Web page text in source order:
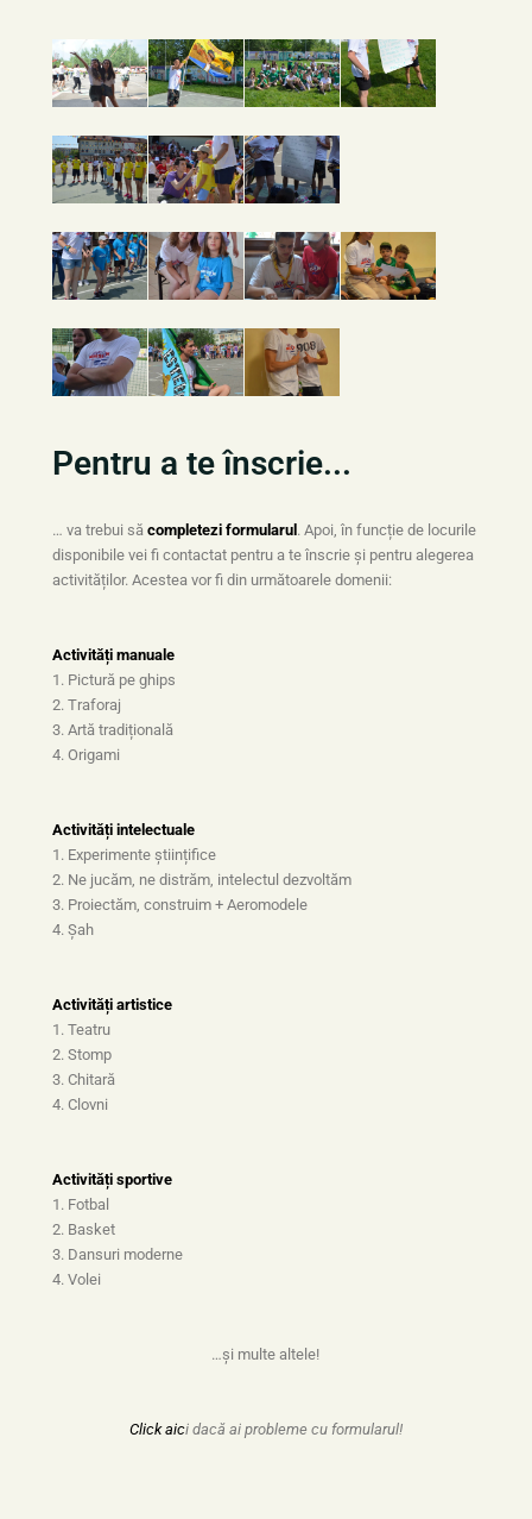
Pentru a te înscrie...
… va trebui să completezi formularul. Apoi, în funcție de locurile
disponibile vei fi contactat pentru a te înscrie și pentru alegerea
activităților. Acestea vor fi din următoarele domenii:
Activități manuale
1. Pictură pe ghips
2. Traforaj
3. Artă tradițională
4. Origami
Activități intelectuale
1. Experimente științifice
2. Ne jucăm, ne distrăm, intelectul dezvoltăm
3. Proiectăm, construim + Aeromodele
4. Șah
Activități artistice
1. Teatru
2. Stomp
3. Chitară
4. Clovni
Activități sportive
1. Fotbal
2. Basket
3. Dansuri moderne
4. Volei
…și multe altele!
Click aici dacă ai probleme cu formularul!